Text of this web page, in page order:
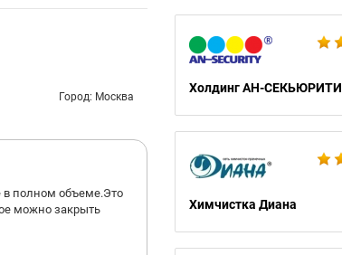
Холдинг АН-СЕКЬЮРИТИ
Химчистка Диана
Город: Москва
в полном объеме.Это
можно закрыть